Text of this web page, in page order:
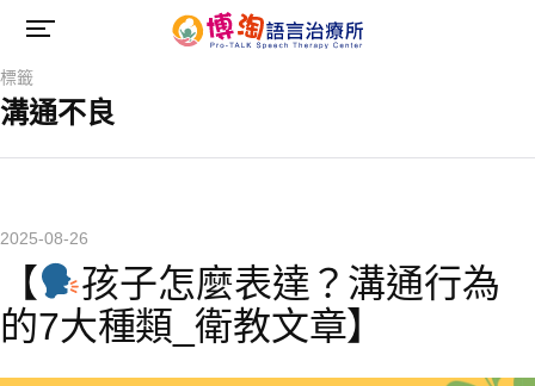
標籤
溝通不良
2025-08-26
【
孩子怎麼表達？溝通行為
的7大種類_衛教文章】